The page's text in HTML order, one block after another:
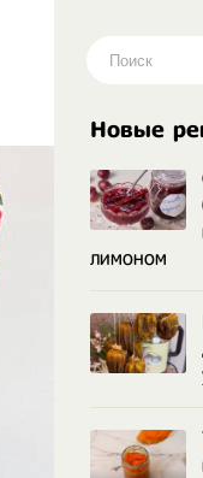
Новые
лимоном